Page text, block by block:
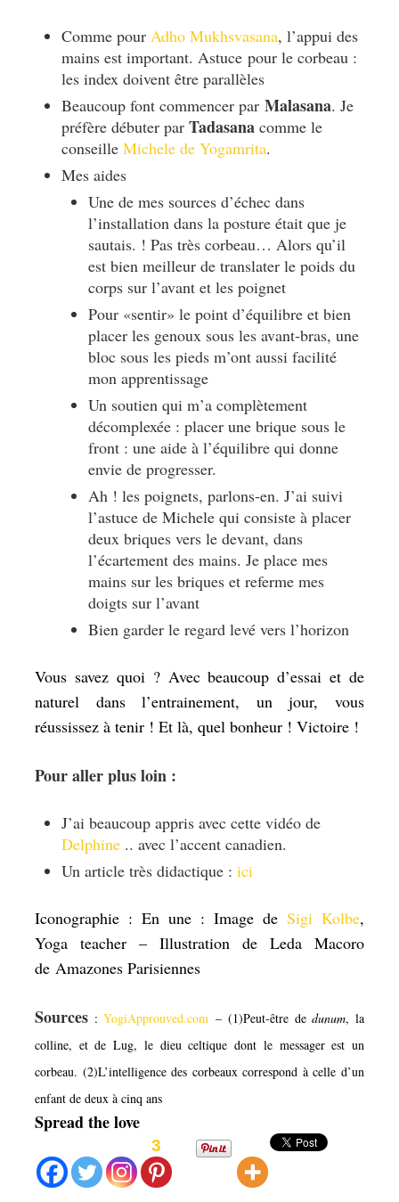
Comme pour Adho Mukhsvasana, l’appui des
mains est important. Astuce pour le corbeau :
les index doivent être parallèles
Beaucoup font commencer par Malasana. Je
préfère débuter par Tadasana comme le
conseille Michele de Yogamrita.
Mes aides
Une de mes sources d’échec dans
l’installation dans la posture était que je
sautais. ! Pas très corbeau… Alors qu’il
est bien meilleur de translater le poids du
corps sur l’avant et les poignet
Pour «sentir» le point d’équilibre et bien
placer les genoux sous les avant-bras, une
bloc sous les pieds m’ont aussi facilité
mon apprentissage
Un soutien qui m’a complètement
décomplexée : placer une brique sous le
front : une aide à l’équilibre qui donne
envie de progresser.
Ah ! les poignets, parlons-en. J’ai suivi
l’astuce de Michele qui consiste à placer
deux briques vers le devant, dans
l’écartement des mains. Je place mes
mains sur les briques et referme mes
doigts sur l’avant
Bien garder le regard levé vers l’horizon
Vous savez quoi ? Avec beaucoup d’essai et de
naturel dans l’entrainement, un jour, vous
réussissez à tenir ! Et là, quel bonheur ! Victoire !
Pour aller plus loin :
J’ai beaucoup appris avec cette vidéo de
Delphine .. avec l’accent canadien.
Un article très didactique : ici
Iconographie : En une : Image de Sigi Kolbe,
Yoga teacher – Illustration de Leda Macoro
de Amazones Parisiennes
Sources :YogiApprouved.com – (1)Peut-être dedunum, la
colline, et de Lug, le dieu celtique dont le messager est un
corbeau. (2)L’intelligence des corbeaux correspond à celle d’un
enfant de deux à cinq ans
Spread the love
3